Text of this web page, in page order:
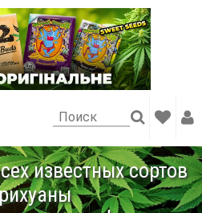
известных сортов